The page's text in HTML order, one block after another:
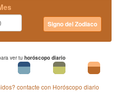
Signo del Zodiaco
ver tu horóscopo diario
contacte con Horóscopo diario